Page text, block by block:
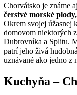
Chorvátsko je známe
čerstvé morské
Okrem svojej úžasnej
domovom niektorých
Dubrovníka a Splitu.
patrí jeho živá
uznávané ako jedno z
Kuchyňa –